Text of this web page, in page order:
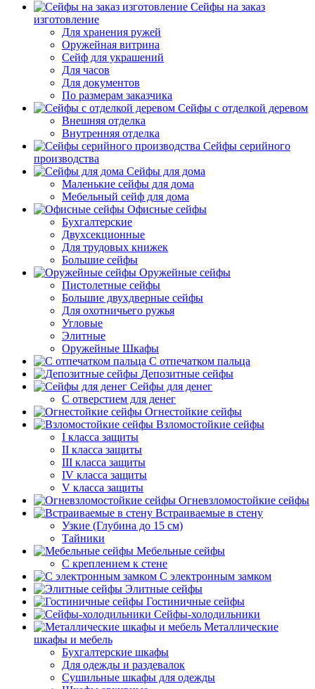
Сейфы на заказ
изготовление
Для хранения ружей
Оружейная витрина
Сейф для украшений
Для часов
Для документов
По размерам заказчика
Сейфы с отделкой деревом
Внешняя отделка
Внутренняя отделка
Сейфы серийного
производства
Сейфы для дома
Маленькие сейфы для дома
Мебельный сейф для дома
Офисные сейфы
Бухгалтерские
Двухсекционные
Для трудовых книжек
Большие сейфы
Оружейные сейфы
Пистолетные сейфы
Большие двухдверные сейфы
Для охотничьего ружья
Угловые
Элитные
Оружейные Шкафы
С отпечатком пальца
Депозитные сейфы
Сейфы для денег
С отверстием для денег
Огнестойкие сейфы
Взломостойкие сейфы
I класса защиты
II класса защиты
III класса защиты
IV класса защиты
V класса защиты
Огневзломостойкие сейфы
Встраиваемые в стену
Узкие (Глубина до 15 см)
Тайники
Мебельные сейфы
С креплением к стене
С электронным замком
Элитные сейфы
Гостиничные сейфы
Сейфы-холодильники
Металлические
шкафы и мебель
Бухгалтерские шкафы
Для одежды и раздевалок
Сушильные шкафы для одежды